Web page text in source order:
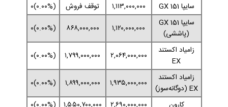
سایپا 151 GX
۱,۱۱۳,۰۰۰,۰۰۰ توقف فروش
(۰.۰۰%)۰
سایپا 151 GX
(پاششی)
۱,۱۲۰,۰۰۰,۰۰۰ ۸۶۸,۰۰۰,۰۰۰
(۰.۰۰%)۰
زامیاد اکستند
EX
۲,۰۶۴,۰۰۰,۰۰۰ ۱,۷۹۹,۰۰۰,۰۰۰
(۰.۰۰%)۰
زامیاد اکستند
EX (دوگانه‌سوز)
۱,۹۳۵,۰۰۰,۰۰۰ ۱,۸۹۹,۰۰۰,۰۰۰
(۰.۰۰%)۰